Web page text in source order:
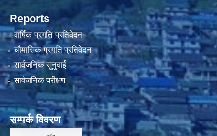
Reports
वार्षिक प्रगति प्रतिवेदन
चौमासिक प्रगति प्रतिवेदन
सार्वजनिक सुनुवाई
सार्वजनिक परीक्षण
सम्पर्क विवरण